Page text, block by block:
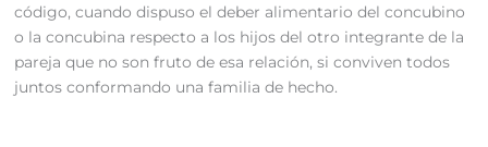
código, cuando dispuso el deber alimentario del concubino
o la concubina respecto a los hijos del otro integrante de la
pareja que no son fruto de esa relación, si conviven todos
juntos conformando una familia de hecho.